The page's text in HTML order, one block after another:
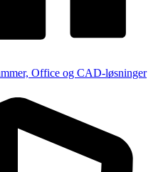
Office og CAD-løsninger